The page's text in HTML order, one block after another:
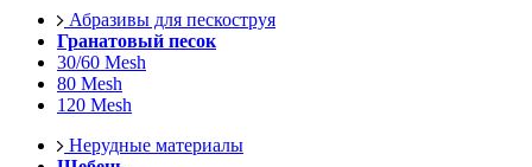
Абразивы для пескоструя
Гранатовый песок
30/60 Mesh
80 Mesh
120 Mesh
Нерудные материалы